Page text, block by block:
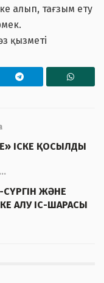
алып, тағзым ету
қызметі
ІСКЕ ҚОСЫЛДЫ
СҮРГІН ЖӘНЕ
АЛУ ІС-ШАРАСЫ